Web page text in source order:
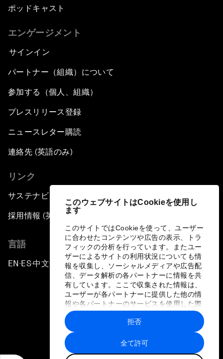
このウェブサイトはCookieを使用し
ます
このサイトではCookieを使って、ユーザー
に合わせたコンテンツや広告の表示、トラ
フィックの分析を行っています。またユー
ザーによるサイトの利用状況についても情
報を収集し、ソーシャルメディアや広告配
信、データ解析の各パートナーに情報を共
有しています。ここで収集された情報は、
ユーザーが各パートナーに提供した他の情
報や各パートナーのサービスを使用した際
に収集された情報と組み合わされ、各パー
トナーによって使用されることがありま
す。
全て許可
拒否
ポッドキャスト
エンゲージメント
サインイン
パートナー（組織）について
参加する（個人、組織）
プレスリリース登録
ニュースレター購読
連絡先 (英語のみ)
リンク
サステナビリティへの取り組み
採用情報 (英語のみ)
言語
EN ▪ES▪中文▪ 日本語
プライバシーポリシーと利用規約
サイトマップ